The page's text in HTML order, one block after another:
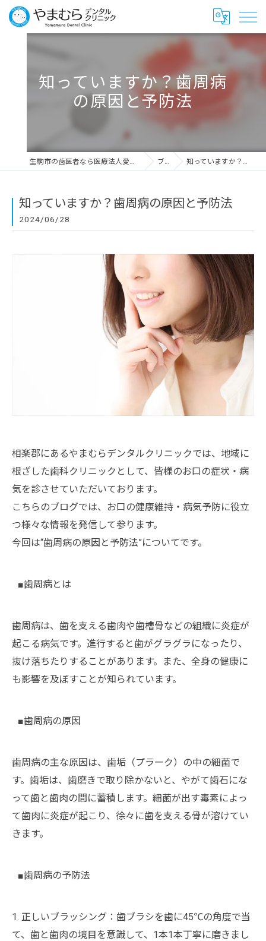
知っていますか？歯周病
の原因と予防法
生駒市の歯医者なら医療法人愛千会 やまむらデンタルクリニック ブログ 知っていますか？歯周病の原因と予防法
知っていますか？歯周病の原因と予防法
2024/06/28
相楽郡にあるやまむらデンタルクリニックでは、地域に
根ざした歯科クリニックとして、皆様のお口の症状・病
気を診させていただいております。
こちらのブログでは、お口の健康維持・病気予防に役立
つ様々な情報を発信して参ります。
今回は“歯周病の原因と予防法”についてです。
■歯周病とは
歯周病は、歯を支える歯肉や歯槽骨などの組織に炎症が
起こる病気です。進行すると歯がグラグラになったり、
抜け落ちたりすることがあります。また、全身の健康に
も影響を及ぼすことが知られています。
■歯周病の原因
歯周病の主な原因は、歯垢（プラーク）の中の細菌で
す。歯垢は、歯磨きで取り除かないと、やがて歯石にな
って歯と歯肉の間に蓄積します。細菌が出す毒素によっ
て歯肉に炎症が起こり、徐々に歯を支える骨が溶けてい
きます。
■歯周病の予防法
1. 正しいブラッシング：歯ブラシを歯に45℃の角度で当
て、歯と歯肉の境目を意識して、1本1本丁寧に磨きまし